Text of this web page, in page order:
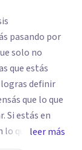
pasando por
solo no
que estás
logras definir
que lo que
Si estás en
lo que te está
leer más